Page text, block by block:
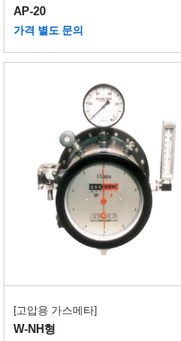
AP-20
가격 별도 문의
[고압용 가스메타]
W-NH형